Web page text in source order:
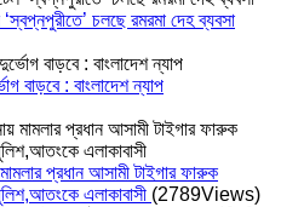
চলছে রমরমা দেহ ব্যবসা
বাড়বে : বাংলাদেশ ন্যাপ
মামলার প্রধান আসামী টাইগার ফারুক
এলাকাবাসী (2789Views)